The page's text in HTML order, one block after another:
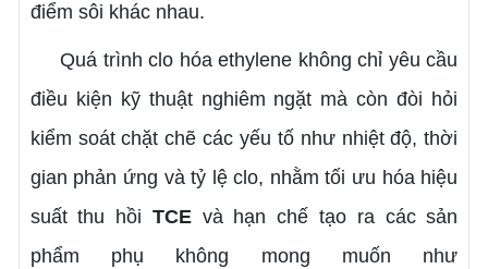
điểm sôi khác nhau.
Quá trình clo hóa ethylene không chỉ yêu cầu
điều kiện kỹ thuật nghiêm ngặt mà còn đòi hỏi
kiểm soát chặt chẽ các yếu tố như nhiệt độ, thời
gian phản ứng và tỷ lệ clo, nhằm tối ưu hóa hiệu
suất thu hồi TCEvà hạn chế tạo ra các sản
phẩm phụ không mong muốn như